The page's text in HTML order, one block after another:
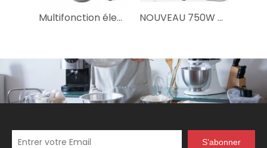
Multifonction électrique cuisine fruits presse-agrumes mélangeur robot culinaire NOUVEAU 750W deux vitesses avec fonction Pulse Fonction Multi-fonction Multi-fonction Big Power Juicer
S’abonner